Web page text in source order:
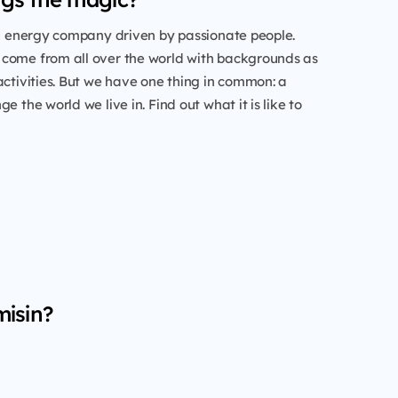
energy company driven by passionate people.
from all over the world with backgrounds as
But we have one thing in common: a
the world we live in. Find out what it is like to